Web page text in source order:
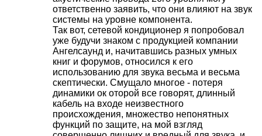
ответственно заявить, что они влияют на звук
системы на уровне компонента.
Так вот, сетевой кондиционер я попробовал
уже будучи знаком с продукцией компании
Ангелсаунд и, начитавшись разных умных
книг и форумов, относился к его
использованию для звука весьма и весьма
скептически. Смущало многое - потеря
динамики ок оторой все говорят, длинный
кабель на входе неизвестного
происхождения, множество непонятных
функций по защите, на мой взгляд